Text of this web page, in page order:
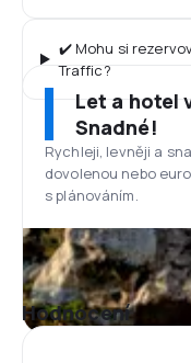
✔️ Mohu si
Traffic?
Let a hotel
Snadné!
Rychleji, levněji a
dovolenou nebo
s plánováním.
Hodnocení